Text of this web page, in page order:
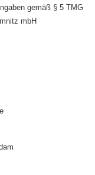
gemäß § 5 TMG
mbH